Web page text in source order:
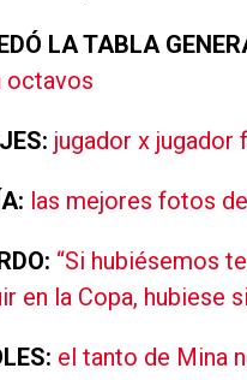
LA TABLA
octavos
jugador x jugador
las mejores fotos
“Si hubiésemos
en la Copa, hubiese
el tanto de Mina